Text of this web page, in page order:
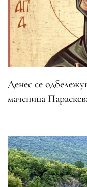
Денес се
маченица